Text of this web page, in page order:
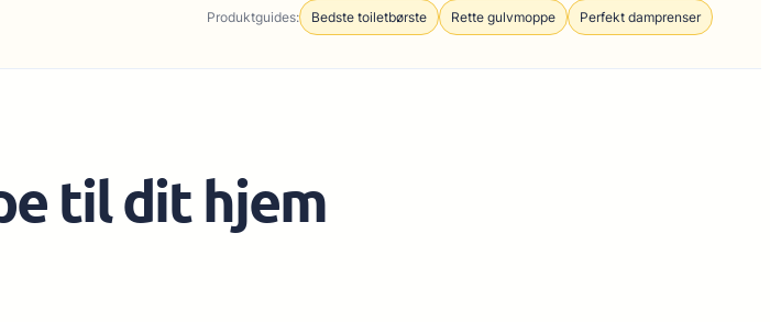
Produktguides: Bedste toiletbørste Rette gulvmoppe Perfekt damprenser
til dit hjem